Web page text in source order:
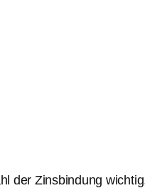
der Zinsbindung